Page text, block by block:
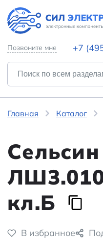
Позвоните мне +7
Главная Каталог
кл.Б
В избранное